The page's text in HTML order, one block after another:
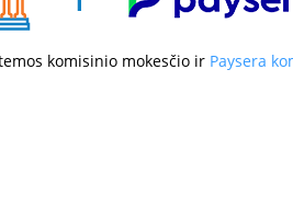
komisinio mokesčio ir Paysera